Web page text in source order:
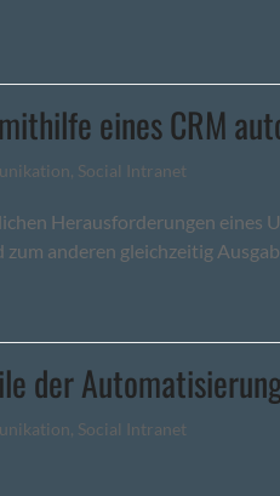
eines CRM
, Social Intranet
Herausforderungen eines
zum anderen gleichzeitig
der
, Social Intranet